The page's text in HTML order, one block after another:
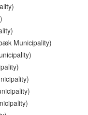
Municipality)